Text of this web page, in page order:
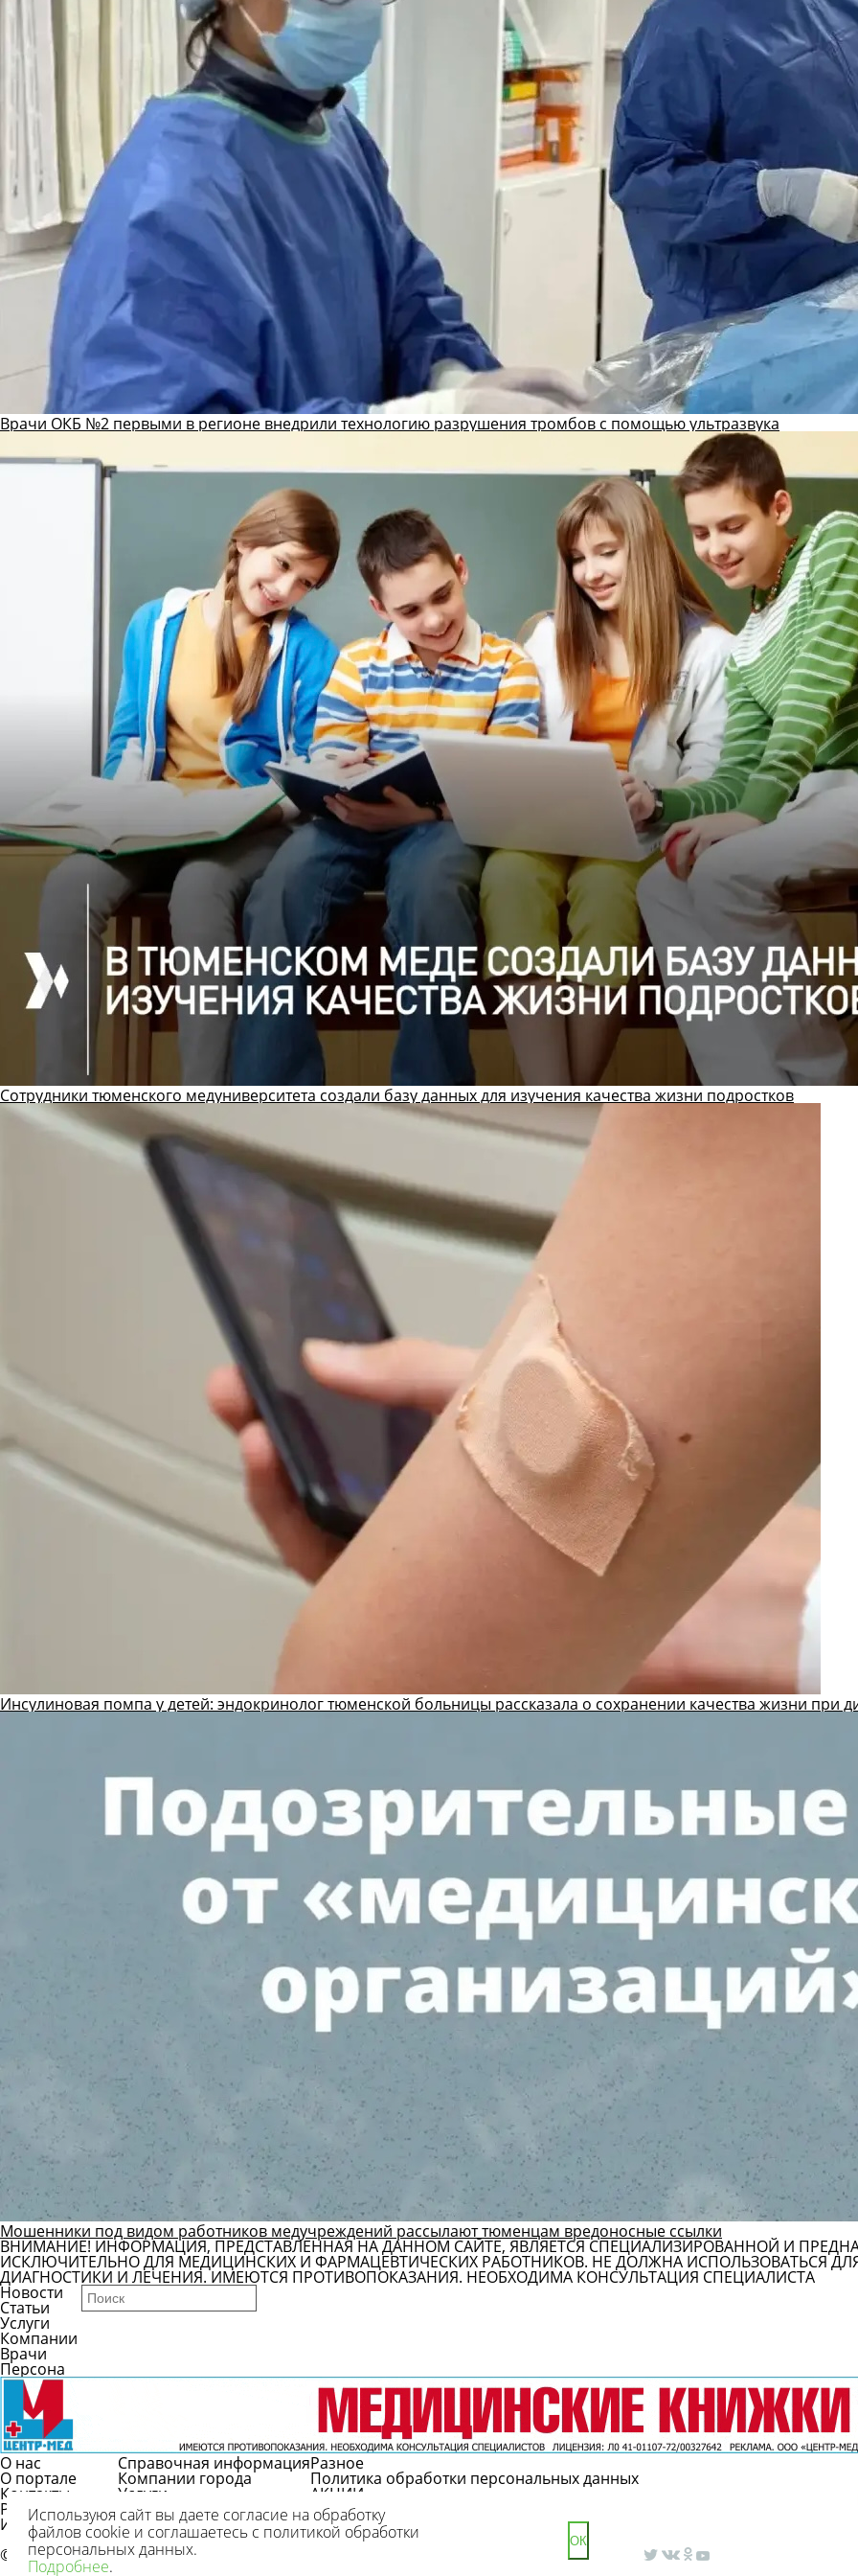
Врачи ОКБ №2 первыми в регионе внедрили технологию разрушения тромбов с помощью ультразвука
Сотрудники тюменского медуниверситета создали базу данных для изучения качества жизни подростков
Инсулиновая помпа у детей: эндокринолог тюменской больницы рассказала о сохранении качества жизни при
Мошенники под видом работников медучреждений рассылают тюменцам вредоносные ссылки
ВНИМАНИЕ! ИНФОРМАЦИЯ, ПРЕДСТАВЛЕННАЯ НА ДАННОМ САЙТЕ, ЯВЛЯЕТСЯ СПЕЦИАЛИЗИРОВАННОЙ И
ИСКЛЮЧИТЕЛЬНО ДЛЯ МЕДИЦИНСКИХ И ФАРМАЦЕВТИЧЕСКИХ РАБОТНИКОВ. НЕ ДОЛЖНА ИСПОЛЬЗОВАТЬСЯ
ДИАГНОСТИКИ И ЛЕЧЕНИЯ. ИМЕЮТСЯ ПРОТИВОПОКАЗАНИЯ. НЕОБХОДИМА КОНСУЛЬТАЦИЯ СПЕЦИАЛИСТА
Новости
Статьи
Услуги
Компании
Врачи
Персона
О нас
О портале
Контакты
Реклама
Использование
Справочная информация
Компании города
Услуги
Врачи
Справочник болезней
Вопрос/ответ
Разное
Политика обработки персональных данных
АКЦИИ
© 2009-2026 г.
Используюя сайт вы даете согласие на обработку
файлов cookie и соглашаетесь с политикой обработки
персональных данных.
Подробнее.
ОК